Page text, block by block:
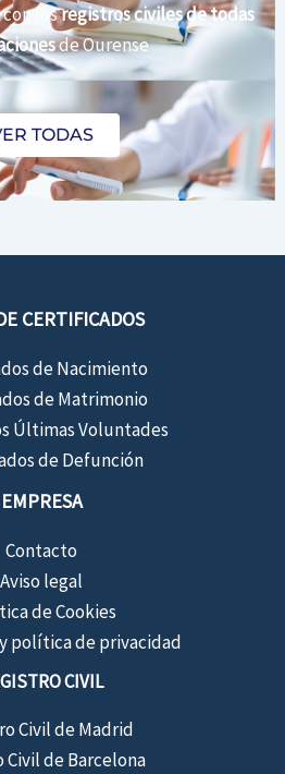
losregistros civiles de todas
de Ourense
TODAS
CERTIFICADOS
de Nacimiento
de Matrimonio
Últimas Voluntades
de Defunción
EMPRESA
Contacto
Aviso legal
de Cookies
política de privacidad
CIVIL
Civil de Madrid
Civil de Barcelona